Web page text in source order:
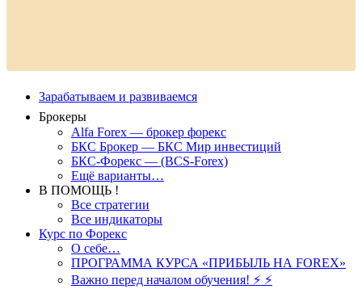
Зарабатываем и развиваемся
Брокеры
Alfa Forex — брокер форекс
БКС Брокер — БКС Мир инвестиций
БКС-Форекс — (BCS-Forex)
Ещё варианты…
В ПОМОЩЬ !
Все стратегии
Все индикаторы
Курс по Форекс
О себе…
ПРОГРАММА КУРСА «ПРИБЫЛЬ НА FOREX»
Важно перед началом обучения! ⚡ ⚡